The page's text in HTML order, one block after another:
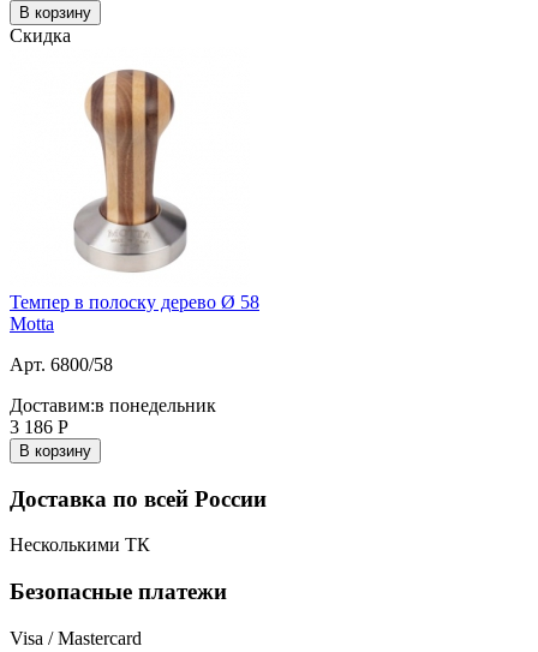
В корзину
Скидка
Темпер в полоску дерево Ø 58
Motta
Арт. 6800/58
Доставим:в понедельник
3 186 Р
В корзину
Доставка по всей России
Несколькими ТК
Безопасные платежи
Visa / Mastercard